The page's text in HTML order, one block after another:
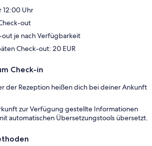
12:00 Uhr
out
je nach Verfügbarkeit
Check-out: 20 EUR
Check-in
der Rezeption heißen dich bei deiner Ankunft
zur Verfügung gestellte Informationen
automatischen Übersetzungstools übersetzt.